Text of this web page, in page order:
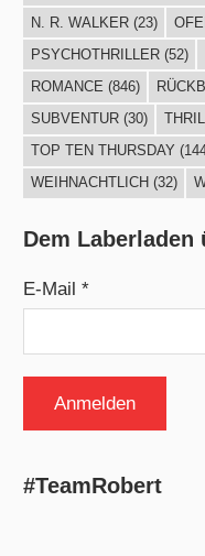
N. R. WALKER(23)
PSYCHOTHRILLER(52)
ROMANCE (846)
SUBVENTUR(30)
TOP TEN THURSDAY
WEIHNACHTLICH (32)
Dem Laberladen
E-Mail *
#TeamRobert